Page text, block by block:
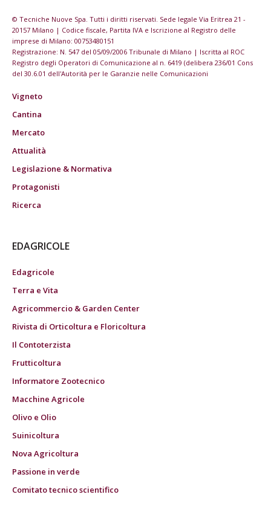
© Tecniche Nuove Spa. Tutti i diritti riservati. Sede legale Via Eritrea 21 -
20157 Milano | Codice fiscale, Partita IVA e Iscrizione al Registro delle
imprese di Milano: 00753480151
Registrazione: N. 547 del 05/09/2006 Tribunale di Milano | Iscritta al ROC
Registro degli Operatori di Comunicazione al n. 6419 (delibera 236/01 Cons
del 30.6.01 dell'Autorità per le Garanzie nelle Comunicazioni
Vigneto
Cantina
Mercato
Attualità
Legislazione & Normativa
Protagonisti
Ricerca
EDAGRICOLE
Edagricole
Terra e Vita
Agricommercio & Garden Center
Rivista di Orticoltura e Floricoltura
Il Contoterzista
Frutticoltura
Informatore Zootecnico
Macchine Agricole
Olivo e Olio
Suinicoltura
Nova Agricoltura
Passione in verde
Comitato tecnico scientifico